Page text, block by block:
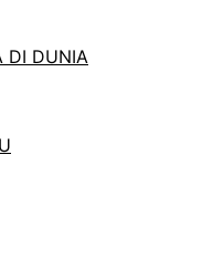
DI DUNIA